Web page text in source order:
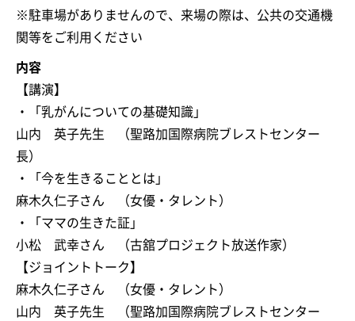
※駐車場がありませんので、来場の際は、公共の交通機
関等をご利用ください
内容
【講演】
・「乳がんについての基礎知識」
山内 英子先生 （聖路加国際病院ブレストセンター
長）
・「今を生きることとは」
麻木久仁子さん （女優・タレント）
・「ママの生きた証」
小松 武幸さん （古舘プロジェクト放送作家）
【ジョイントトーク】
麻木久仁子さん （女優・タレント）
山内 英子先生 （聖路加国際病院ブレストセンター